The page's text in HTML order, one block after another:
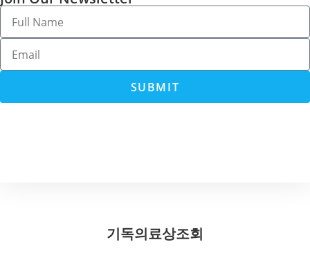
SUBMIT
기독의료상조회